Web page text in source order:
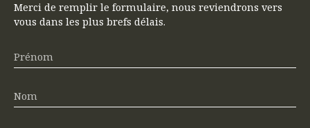
Merci de remplir le formulaire, nous reviendrons vers
vous dans les plus brefs délais.
Prénom
Nom